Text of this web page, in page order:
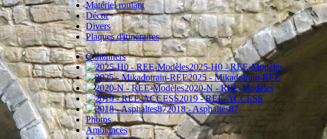
Matériel roulant
Décor
Divers
Plaques d'itinéraires
Containers
2025-H0 - REE-Modèles
2025 - Mikadotrain-REE
2020-N - REE-Modèles
2019 - REE-ACCESS
2018 - Asphaltes87
Photos
Ambiances